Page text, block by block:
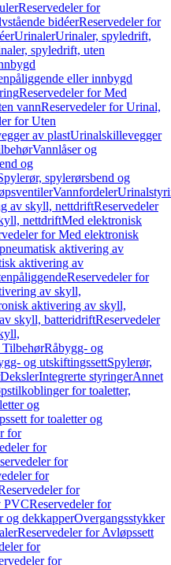
Reservedeler for
bidéerReservedeler for
UrinalerUrinaler, spyledrift,
spyledrift, uten
eller innbygd
Reservedeler for Med
vannReservedeler for Urinal,
for Uten
av plastUrinalskillevegger
Vannlåser og
og
spylerørsbend og
Vannfordeler
av skyll, nettdriftReservedeler
nettdriftMed elektronisk
for Med elektronisk
aktivering av
aktivering av
Reservedeler for
av skyll,
aktivering av skyll,
skyll, batteridriftReservedeler
TilbehørRåbygg- og
og utskiftingssettSpylerør,
DekslerIntegrerte styringerAnnet
for toaletter,
og
for toaletter og
for
for
for
for
for
PVCReservedeler for
og dekkapperOvergangsstykker
Reservedeler for Avløpssett
for
for